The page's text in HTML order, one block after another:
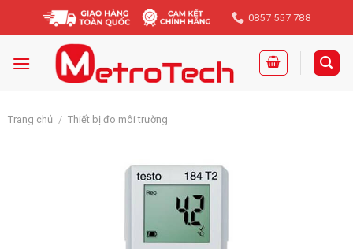
0857 557 788
Trang chủ / Thiết bị đo môi trường